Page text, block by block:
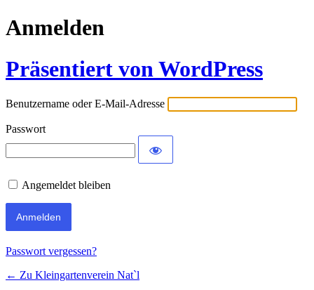
Anmelden
Präsentiert von WordPress
Benutzername oder E-Mail-Adresse
Passwort
Angemeldet bleiben
Passwort vergessen?
← Zu Kleingartenverein Nat`l